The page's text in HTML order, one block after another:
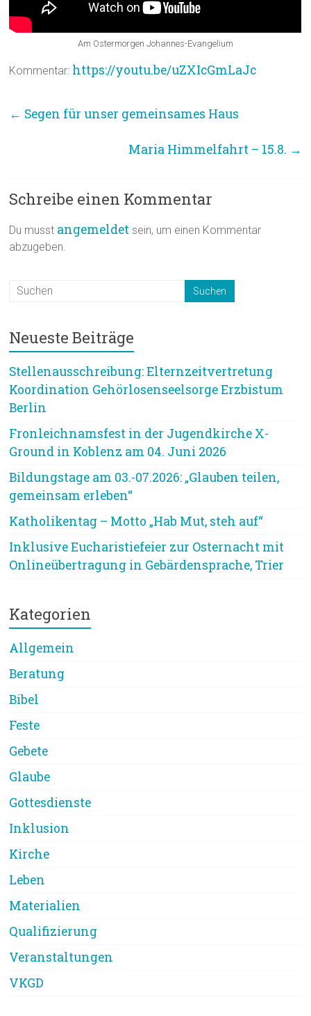
Am Ostermorgen Johannes-Evangelium
Kommentar: https://youtu.be/uZXIcGmLaJc
← Segen für unser gemeinsames Haus
Maria Himmelfahrt – 15.8. →
Schreibe einen Kommentar
Du musst angemeldet sein, um einen Kommentar
abzugeben.
Neueste Beiträge
Stellenausschreibung: Elternzeitvertretung
Koordination Gehörlosenseelsorge Erzbistum
Berlin
Fronleichnamsfest in der Jugendkirche X-
Ground in Koblenz am 04. Juni 2026
Bildungstage am 03.-07.2026: „Glauben teilen,
gemeinsam erleben“
Katholikentag – Motto „Hab Mut, steh auf“
Inklusive Eucharistiefeier zur Osternacht mit
Onlineübertragung in Gebärdensprache, Trier
Kategorien
Allgemein
Beratung
Bibel
Feste
Gebete
Glaube
Gottesdienste
Inklusion
Kirche
Leben
Materialien
Qualifizierung
Veranstaltungen
VKGD